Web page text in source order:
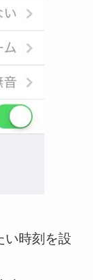
い時刻を設